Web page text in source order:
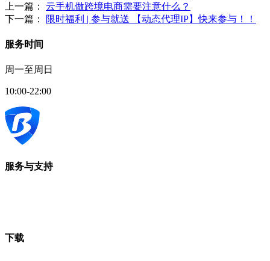
上一篇： 云手机做跨境电商需要注意什么？
下一篇：
限时福利 | 参与就送 【动态代理IP】快来参与！！
服务时间
周一至周日
10:00-22:00
服务与支持
下载